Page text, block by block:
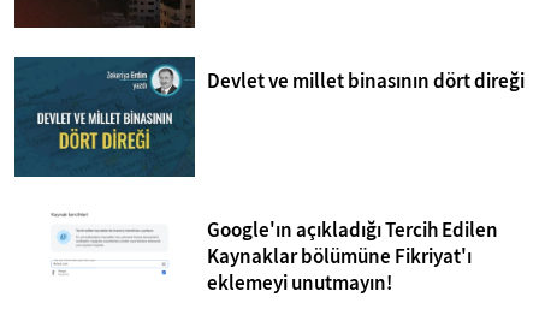
Devlet ve millet binasının dört direği
Google'ın açıkladığı Tercih Edilen
Kaynaklar bölümüne Fikriyat'ı
eklemeyi unutmayın!